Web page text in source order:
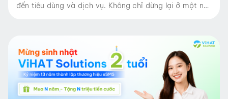
đến tiêu dùng và dịch vụ. Không chỉ dừng lại ở một nền